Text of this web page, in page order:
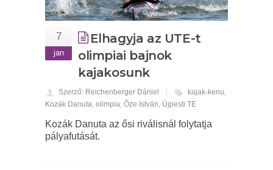
7
jan
Elhagyja az UTE-t
olimpiai bajnok
kajakosunk
Szerző: Reichenberger Dániel kajak-kenu,
Kozák Danuta, olimpia, Őze István, Újpesti TE
Kozák Danuta az ősi riválisnál folytatja
pályafutását.